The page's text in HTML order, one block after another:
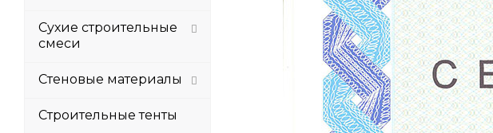
Сухие строительные
смеси
Стеновые материалы
Строительные тенты